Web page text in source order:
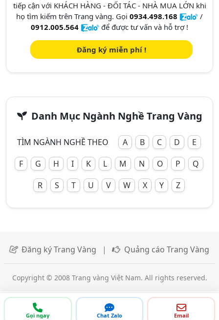
Gọi ngay Chat Zalo Email
tiếp cận với KHÁCH HÀNG - ĐỐI TÁC - NHÀ MUA LỚN khi
họ tìm kiếm trên Trang vàng. Gọi 0934.498.168
/
0912.005.564
để được tư vấn và hỗ trợ !
Đăng ký miễn phí !
Danh Mục Ngành Nghề Trang Vàng
TÌM NGÀNH NGHỀ THEO A B C D
E
F
G H I K L M N O P
Q
R
S T U V W X Y Z
Đăng ký Trang Vàng | Quảng cáo Trang Vàng
Copyright © 2008 Trang vàng Việt Nam. All rights reserved.